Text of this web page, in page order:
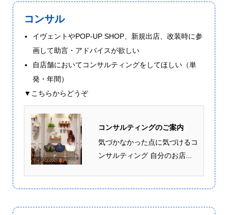
コンサル
イヴェントやPOP-UP SHOP、新規出店、改装時に参
画して助言・アドバイスが欲しい
自店舗においてコンサルティングをしてほしい（単
発・年間）
▼こちらからどうぞ
コンサルティングのご案内
気づかなかった点に気づけるコ
ンサルティング 自分のお店...